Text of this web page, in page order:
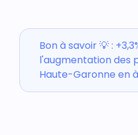
Bon à savoir 💡 :
l'augmentation des
Haute-Garonne en